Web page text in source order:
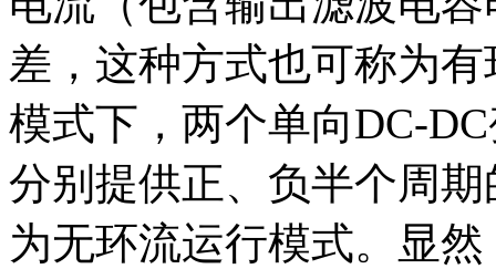
差，这种方式也可称为
模式下，两个单向DC-
分别提供正、负半个周
为无环流运行模式。显